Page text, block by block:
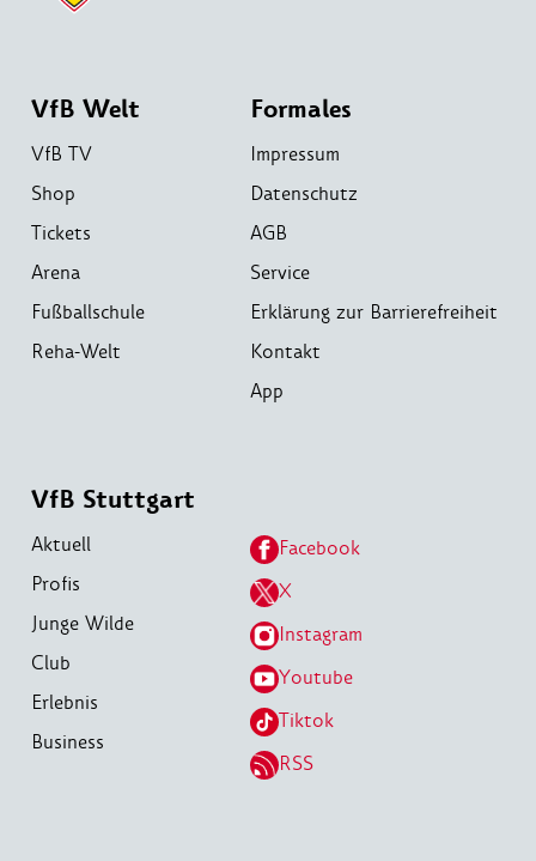
VfB Welt
VfB TV
Shop
Tickets
Arena
Fußballschule
Reha-Welt
Formales
Impressum
Datenschutz
AGB
Service
Erklärung zur Barrierefreiheit
Kontakt
App
VfB Stuttgart
Aktuell
Profis
Junge Wilde
Club
Erlebnis
Business
Facebook
X
Instagram
Youtube
Tiktok
RSS